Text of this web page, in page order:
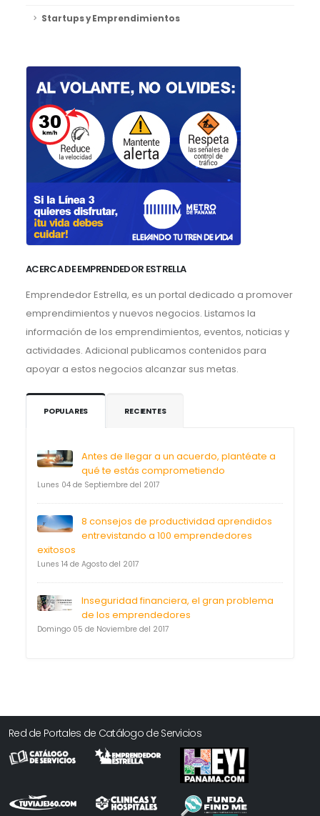
Startups y Emprendimientos
ACERCA DE EMPRENDEDOR ESTRELLA
Emprendedor Estrella, es un portal dedicado a promover
emprendimientos y nuevos negocios. Listamos la
información de los emprendimientos, eventos, noticias y
actividades. Adicional publicamos contenidos para
apoyar a estos negocios alcanzar sus metas.
POPULARES RECIENTES
Antes de llegar a un acuerdo, plantéate a
qué te estás comprometiendo
Lunes 04 de Septiembre del 2017
8 consejos de productividad aprendidos
entrevistando a 100 emprendedores
exitosos
Lunes 14 de Agosto del 2017
Inseguridad financiera, el gran problema
de los emprendedores
Domingo 05 de Noviembre del 2017
Red de Portales de Catálogo de Servicios